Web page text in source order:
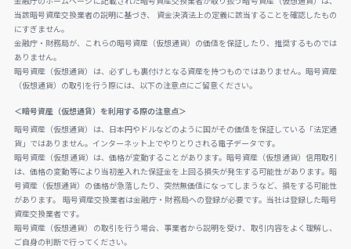
当該暗号資産交換業者の説明に基づき、 資金決済法上の定義に該当することを確認したもの
にすぎません。
金融庁・財務局が、これらの暗号資産（仮想通貨）の価値を保証したり、推奨するものでは
ありません。
暗号資産（仮想通貨）は、必ずしも裏付けとなる資産を持つものではありません。暗号資産
（仮想通貨）の取引を行う際には、以下の注意点にご留意ください。
＜暗号資産（仮想通貨）を利用する際の注意点＞
暗号資産（仮想通貨）は、日本円やドルなどのように国がその価値を保証している「法定通
貨」ではありません。インターネット上でやりとりされる電子データです。
暗号資産（仮想通貨）は、価格が変動することがあります。暗号資産（仮想通貨）信用取引
は、価格の変動等により当初差入れた保証金を上回る損失が発生する可能性があります。暗
号資産（仮想通貨）の価格が急落したり、突然無価値になってしまうなど、損をする可能性
があります。 暗号資産交換業者は金融庁・財務局への登録が必要です。当社は登録した暗号
資産交換業者です。
暗号資産（仮想通貨）の取引を行う場合、事業者から説明を受け、取引内容をよく理解し、
ご自身の判断で行ってください。